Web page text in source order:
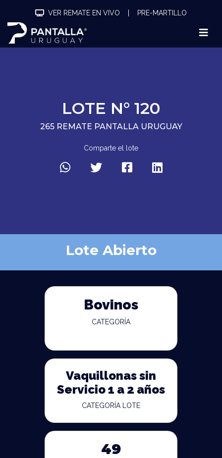
VER REMATE EN VIVO PRE-MARTILLO
LOTE N° 120
265 REMATE PANTALLA URUGUAY
Comparte el lote
Lote Abierto
Bovinos
CATEGORÍA
Vaquillonas sin
Servicio 1 a 2 años
CATEGORÍA LOTE
49